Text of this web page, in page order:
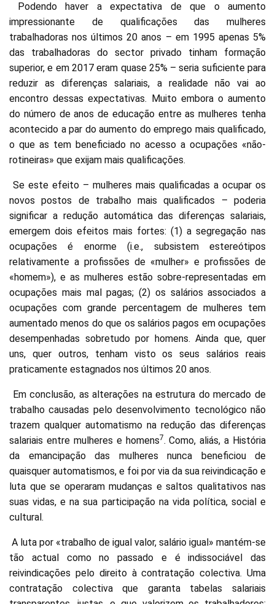
Podendo haver a expectativa de que o aumento
impressionante de qualificações das mulheres
trabalhadoras nos últimos 20 anos – em 1995 apenas 5%
das trabalhadoras do sector privado tinham formação
superior, e em 2017 eram quase 25% – seria suficiente para
reduzir as diferenças salariais, a realidade não vai ao
encontro dessas expectativas. Muito embora o aumento
do número de anos de educação entre as mulheres tenha
acontecido a par do aumento do emprego mais qualificado,
o que as tem beneficiado no acesso a ocupações «não-
rotineiras» que exijam mais qualificações.
Se este efeito – mulheres mais qualificadas a ocupar os
novos postos de trabalho mais qualificados – poderia
significar a redução automática das diferenças salariais,
emergem dois efeitos mais fortes: (1) a segregação nas
ocupações é enorme (i.e., subsistem estereótipos
relativamente a profissões de «mulher» e profissões de
«homem»), e as mulheres estão sobre-representadas em
ocupações mais mal pagas; (2) os salários associados a
ocupações com grande percentagem de mulheres tem
aumentado menos do que os salários pagos em ocupações
desempenhadas sobretudo por homens. Ainda que, quer
uns, quer outros, tenham visto os seus salários reais
praticamente estagnados nos últimos 20 anos.
Em conclusão, as alterações na estrutura do mercado de
trabalho causadas pelo desenvolvimento tecnológico não
trazem qualquer automatismo na redução das diferenças
salariais entre mulheres e homens7. Como, aliás, a História
da emancipação das mulheres nunca beneficiou de
quaisquer automatismos, e foi por via da sua reivindicação e
luta que se operaram mudanças e saltos qualitativos nas
suas vidas, e na sua participação na vida política, social e
cultural.
A luta por «trabalho de igual valor, salário igual» mantém-se
tão actual como no passado e é indissociável das
reivindicações pelo direito à contratação colectiva. Uma
contratação colectiva que garanta tabelas salariais